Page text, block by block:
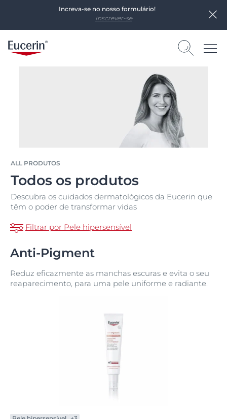
Increva-se no nosso formulário!
Inscrever-se
ALL PRODUTOS
Todos os produtos
Descubra os cuidados dermatológicos da Eucerin que
têm o poder de transformar vidas
Filtrar por Pele hipersensível
Anti-Pigment
Reduz eficazmente as manchas escuras e evita o seu
reaparecimento, para uma pele uniforme e radiante.